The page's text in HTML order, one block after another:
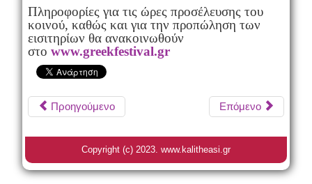
Πληροφορίες για τις ώρες προσέλευσης του
κοινού, καθώς και για την προπώληση των
εισιτηρίων θα ανακοινωθούν
στο www.greekfestival.gr
Προηγούμενο Επόμενο
Copyright (c) 2023. www.kalitheasi.gr